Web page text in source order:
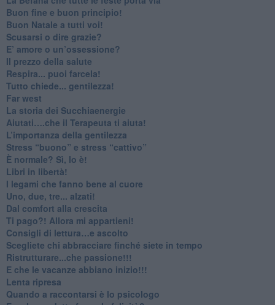
Buon fine e buon principio!
​Buon Natale a tutti voi!
​Scusarsi o dire grazie?
​E’ amore o un’ossessione?
​Il prezzo della salute
​Respira... puoi farcela!
​Tutto chiede... gentilezza!
​Far west
​La storia dei Succhiaenergie
​Aiutati….che il Terapeuta ti aiuta!
​L’importanza della gentilezza
​Stress “buono” e stress “cattivo”
​È normale? Sì, lo è!
​Libri in libertà!
​I legami che fanno bene al cuore
Uno, due, tre... alzati!​
​Dal comfort alla crescita
​Ti pago?! Allora mi appartieni!​
​Consigli di lettura…e ascolto
​Scegliete chi abbracciare finché siete in tempo
​Ristrutturare...che passione!!!
​E che le vacanze abbiano inizio!!!
​Lenta ripresa
​Quando a raccontarsi è lo psicologo